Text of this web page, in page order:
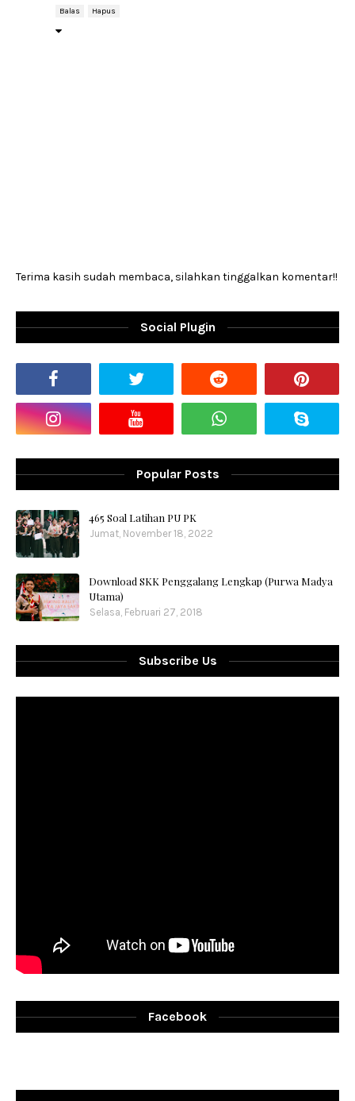
Balas Hapus
Terima kasih sudah membaca, silahkan tinggalkan komentar!!
Social Plugin
Popular Posts
465 Soal Latihan PU PK
Jumat, November 18, 2022
Download SKK Penggalang Lengkap (Purwa Madya
Utama)
Selasa, Februari 27, 2018
Subscribe Us
Facebook